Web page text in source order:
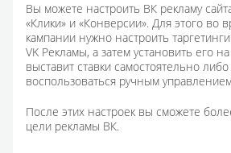
Вы можете настроить ВК рекламу
«Клики» и «Конверсии». Для этого во
кампании нужно настроить
VK Рекламы, а затем установить его
выставит ставки самостоятельно
воспользоваться ручным
После этих настроек вы сможете
цели рекламы ВК.